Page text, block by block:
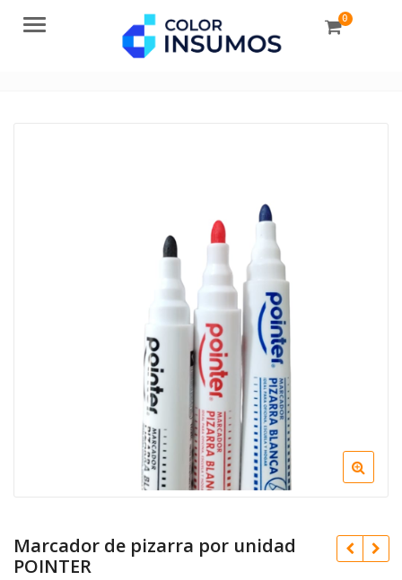
Menu 0
Marcador de pizarra por unidad
POINTER